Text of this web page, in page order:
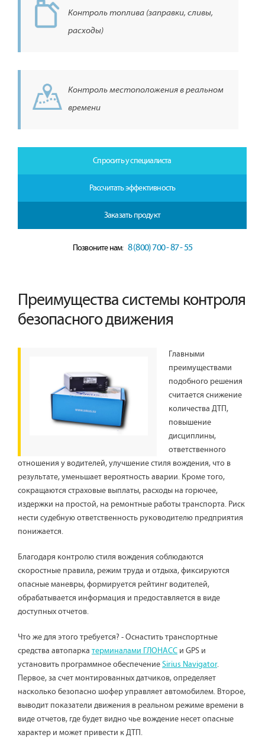
Контроль топлива (заправки, сливы,
расходы)
Контроль местоположения в реальном
времени
Спросить у специалиста
Рассчитать эффективность
Заказать продукт
Позвоните нам: 8 (800) 700 - 87 - 55
Преимущества системы контроля
безопасного движения
Главными
преимуществами
подобного решения
считается снижение
количества ДТП,
повышение
дисциплины,
ответственного
отношения у водителей, улучшение стиля вождения, что в
результате, уменьшает вероятность аварии. Кроме того,
сокращаются страховые выплаты, расходы на горючее,
издержки на простой, на ремонтные работы транспорта. Риск
нести судебную ответственность руководителю предприятия
понижается.
Благодаря контролю стиля вождения соблюдаются
скоростные правила, режим труда и отдыха, фиксируются
опасные маневры, формируется рейтинг водителей,
обрабатывается информация и предоставляется в виде
доступных отчетов.
Что же для этого требуется? - Оснастить транспортные
средства автопарка терминалами ГЛОНАСС и GPS и
установить программное обеспечениеSirius Navigator.
Первое, за счет монтированных датчиков, определяет
насколько безопасно шофер управляет автомобилем. Второе,
выводит показатели движения в реальном режиме времени в
виде отчетов, где будет видно чье вождение несет опасные
характер и может привести к ДТП.